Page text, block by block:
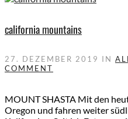
california mountains
27. DEZEMBER 2019 IN
COMMENT
MOUNT SHASTA Mit den
Oregon und fahren weiter